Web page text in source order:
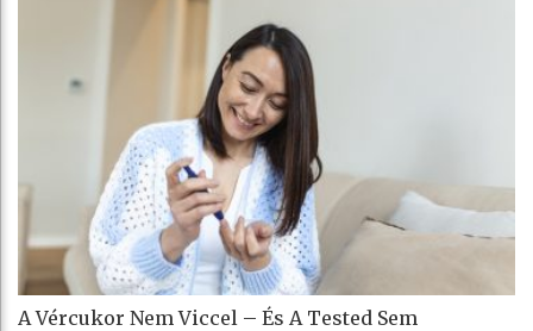
A Vércukor Nem Viccel – És A Tested Sem